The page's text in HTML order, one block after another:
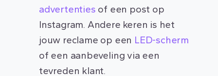
advertenties of een post op
Instagram. Andere keren is het
jouw reclame op een LED-scherm
of een aanbeveling via een
tevreden klant.